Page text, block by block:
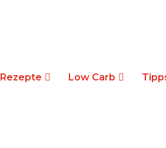
Rezepte Low Carb